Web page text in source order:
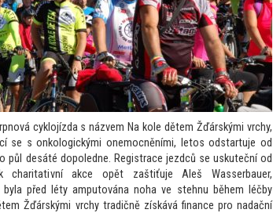
cyklojízda s názvem Na kole dětem Žďárskými vrchy,
se s onkologickými onemocněními, letos odstartuje od
půl desáté dopoledne. Registrace jezdců se uskuteční od
akce opět zaštiťuje Aleš Wasserbauer,
byla před léty amputována noha ve stehnu během léčby
Žďárskými vrchy tradičně získává finance pro nadační